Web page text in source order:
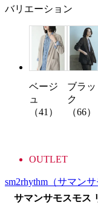
バリエーション
ベージ
ュ
（41）
ブラッ
ク
（66）
OUTLET
sm2rhythm （サマン
サマンサモスモス